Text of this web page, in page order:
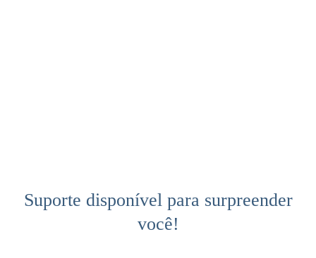
Suporte disponível para surpreender
você!